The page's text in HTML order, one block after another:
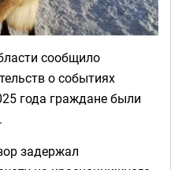
сообщило
о событиях
года граждане были
задержал